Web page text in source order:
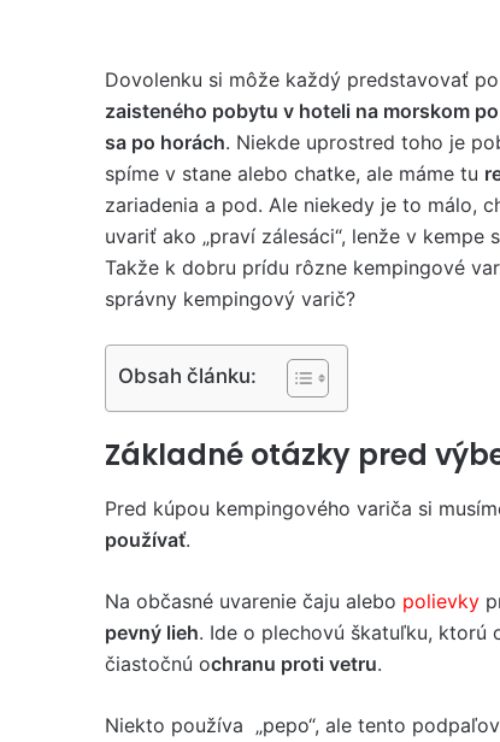
Dovolenku si môže každý predstavovať
zaisteného pobytu v hoteli na morskom
sa po horách. Niekde uprostred toho je
spíme v stane alebo chatke, ale máme tu
zariadenia a pod. Ale niekedy je to málo,
uvariť ako „praví zálesáci“, lenže v kempe
Takže k dobru prídu rôzne kempingové
správny kempingový varič?
Obsah článku:
Základné otázky pred
Pred kúpou kempingového variča si
používať.
Na občasné uvarenie čaju alebo polievky
pevný lieh. Ide o plechovú škatuľku, ktorú
čiastočnú ochranu proti vetru.
Niekto používa „pepo“, ale tento